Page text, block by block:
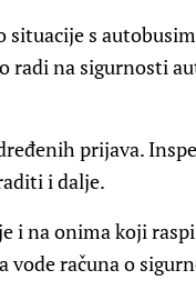
s
radi na sigurnosti
prijava.
i dalje.
i na onima koji
vode računa o